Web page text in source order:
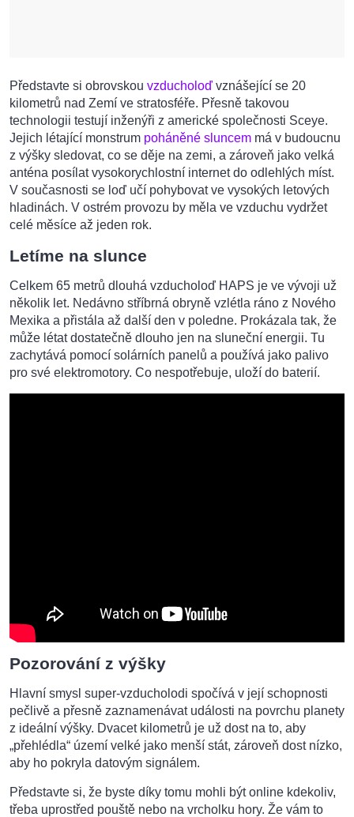
Představte si obrovskou vzducholoď vznášející se 20
kilometrů nad Zemí ve stratosféře. Přesně takovou
technologii testují inženýři z americké společnosti Sceye.
Jejich létající monstrum poháněné sluncem má v budoucnu
z výšky sledovat, co se děje na zemi, a zároveň jako velká
anténa posílat vysokorychlostní internet do odlehlých míst.
V současnosti se loď učí pohybovat ve vysokých letových
hladinách. V ostrém provozu by měla ve vzduchu vydržet
celé měsíce až jeden rok.
Letíme na slunce
Celkem 65 metrů dlouhá vzducholoď HAPS je ve vývoji už
několik let. Nedávno stříbrná obryně vzlétla ráno z Nového
Mexika a přistála až další den v poledne. Prokázala tak, že
může létat dostatečně dlouho jen na sluneční energii. Tu
zachytává pomocí solárních panelů a používá jako palivo
pro své elektromotory. Co nespotřebuje, uloží do baterií.
Pozorování z výšky
Hlavní smysl super-vzducholodi spočívá v její schopnosti
pečlivě a přesně zaznamenávat události na povrchu planety
z ideální výšky. Dvacet kilometrů je už dost na to, aby
„přehlédla“ území velké jako menší stát, zároveň dost nízko,
aby ho pokryla datovým signálem.
Představte si, že byste díky tomu mohli být online kdekoliv,
třeba uprostřed pouště nebo na vrcholku hory. Že vám to